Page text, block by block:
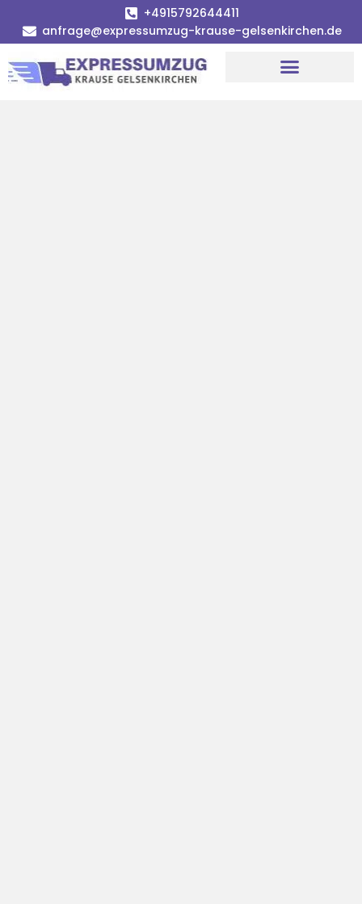
+4915792644411
anfrage@expressumzug-krause-gelsenkirchen.de